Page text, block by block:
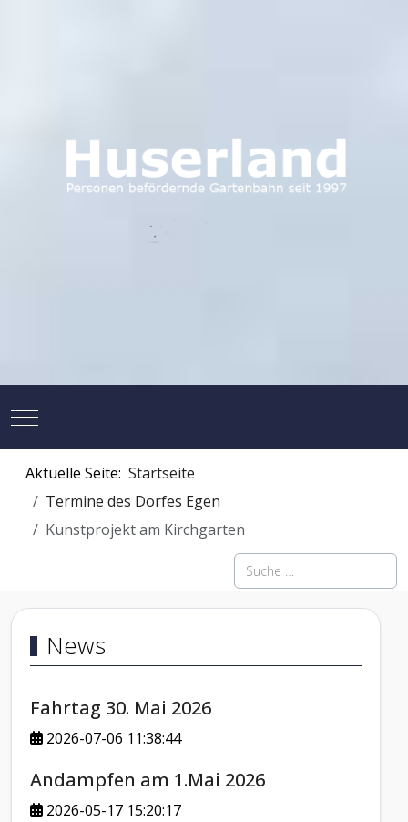
Mobile Menu Toggle
Aktuelle Seite: Startseite
Termine des Dorfes Egen
Kunstprojekt am Kirchgarten
Suchen
News
Fahrtag 30. Mai 2026
2026-07-06 11:38:44
Andampfen am 1.Mai 2026
2026-05-17 15:20:17